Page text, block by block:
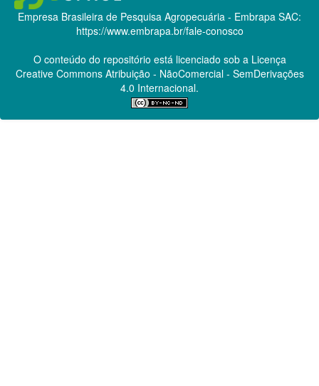
Empresa Brasileira de Pesquisa Agropecuária - Embrapa SAC:
https://www.embrapa.br/fale-conosco
O conteúdo do repositório está licenciado sob a Licença
Creative CommonsAtribuição - NãoComercial - SemDerivações
4.0 Internacional.